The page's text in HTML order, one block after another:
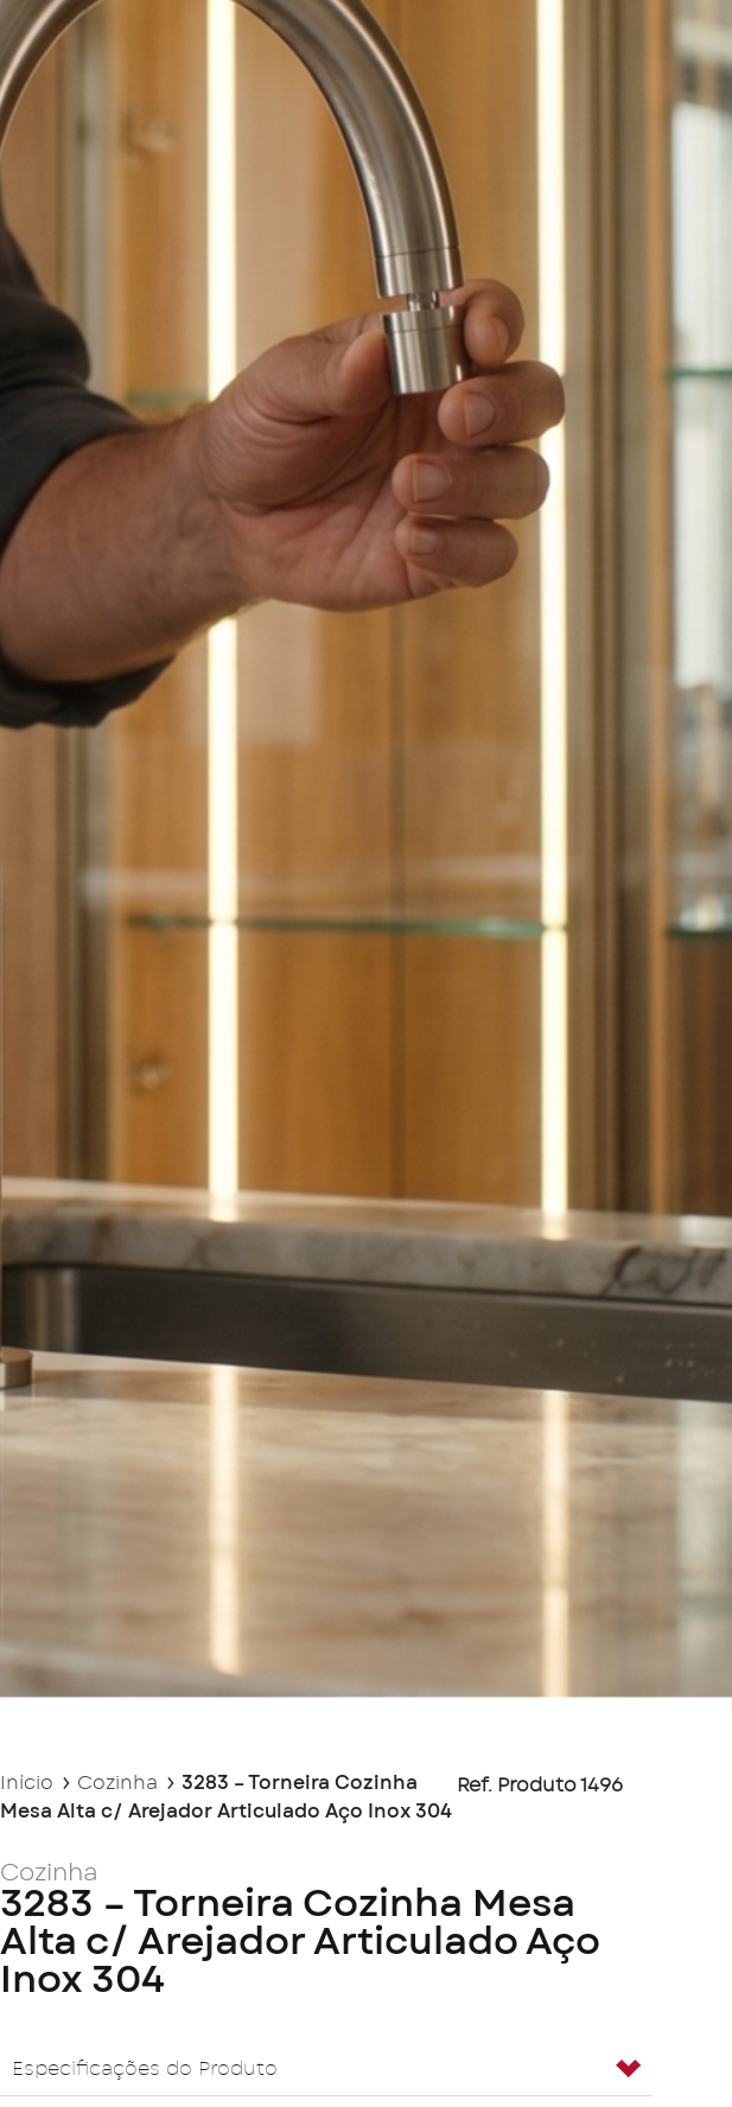
Início Cozinha
3283 – Torneira Cozinha
Mesa Alta c/ Arejador Articulado Aço Inox 304
Ref. Produto 1496
Cozinha
3283 – Torneira Cozinha Mesa
Alta c/ Arejador Articulado Aço
Inox 304
Especificações do Produto